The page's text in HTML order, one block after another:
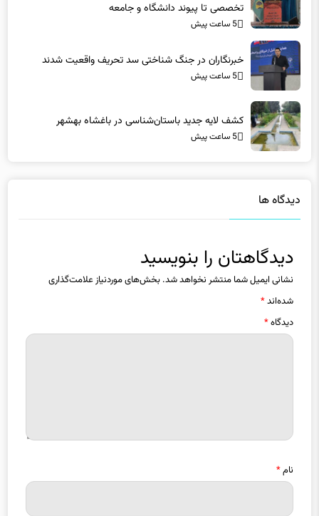
تخصصی تا پیوند دانشگاه و جامعه
5 ساعت پیش
خبرنگاران در جنگ شناختی سد تحریف واقعیت شدند
5 ساعت پیش
کشف لایه جدید باستان‌شناسی در باغشاه بهشهر
5 ساعت پیش
دیدگاه ها
دیدگاهتان را بنویسید
نشانی ایمیل شما منتشر نخواهد شد. بخش‌های موردنیاز علامت‌گذاری
شده‌اند*
دیدگاه*
نام*